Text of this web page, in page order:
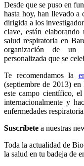
Desde que se puso en
hasta hoy, han llevado a
dirigida a los
clave, están
salud respiratoria en
organización de un
personalizada que se
Te recomendamos la
(septiembre de 2013)
este campo científico,
internacionalmente y
enfermedades
Suscríbete a nuestras
Toda la actualidad de
la salud en tu badeja de